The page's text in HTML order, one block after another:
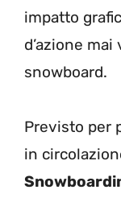
impatto
d’azione
snowboard.
Previsto per
in